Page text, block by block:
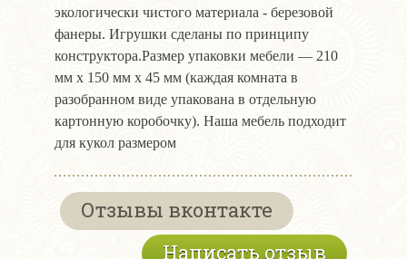
экологически чистого материала - березовой
фанеры. Игрушки сделаны по принципу
конструктора.Размер упаковки мебели ― 210
мм х 150 мм х 45 мм (каждая комната в
разобранном виде упакована в отдельную
картонную коробочку). Наша мебель подходит
для кукол размером
Отзывы вконтакте
Написать отзыв